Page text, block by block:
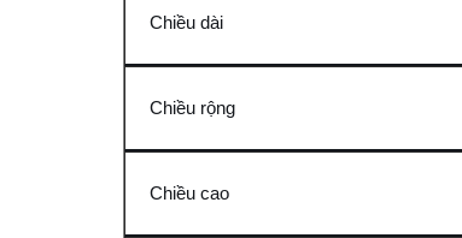
Chiều dài
Chiều rộng
Chiều cao